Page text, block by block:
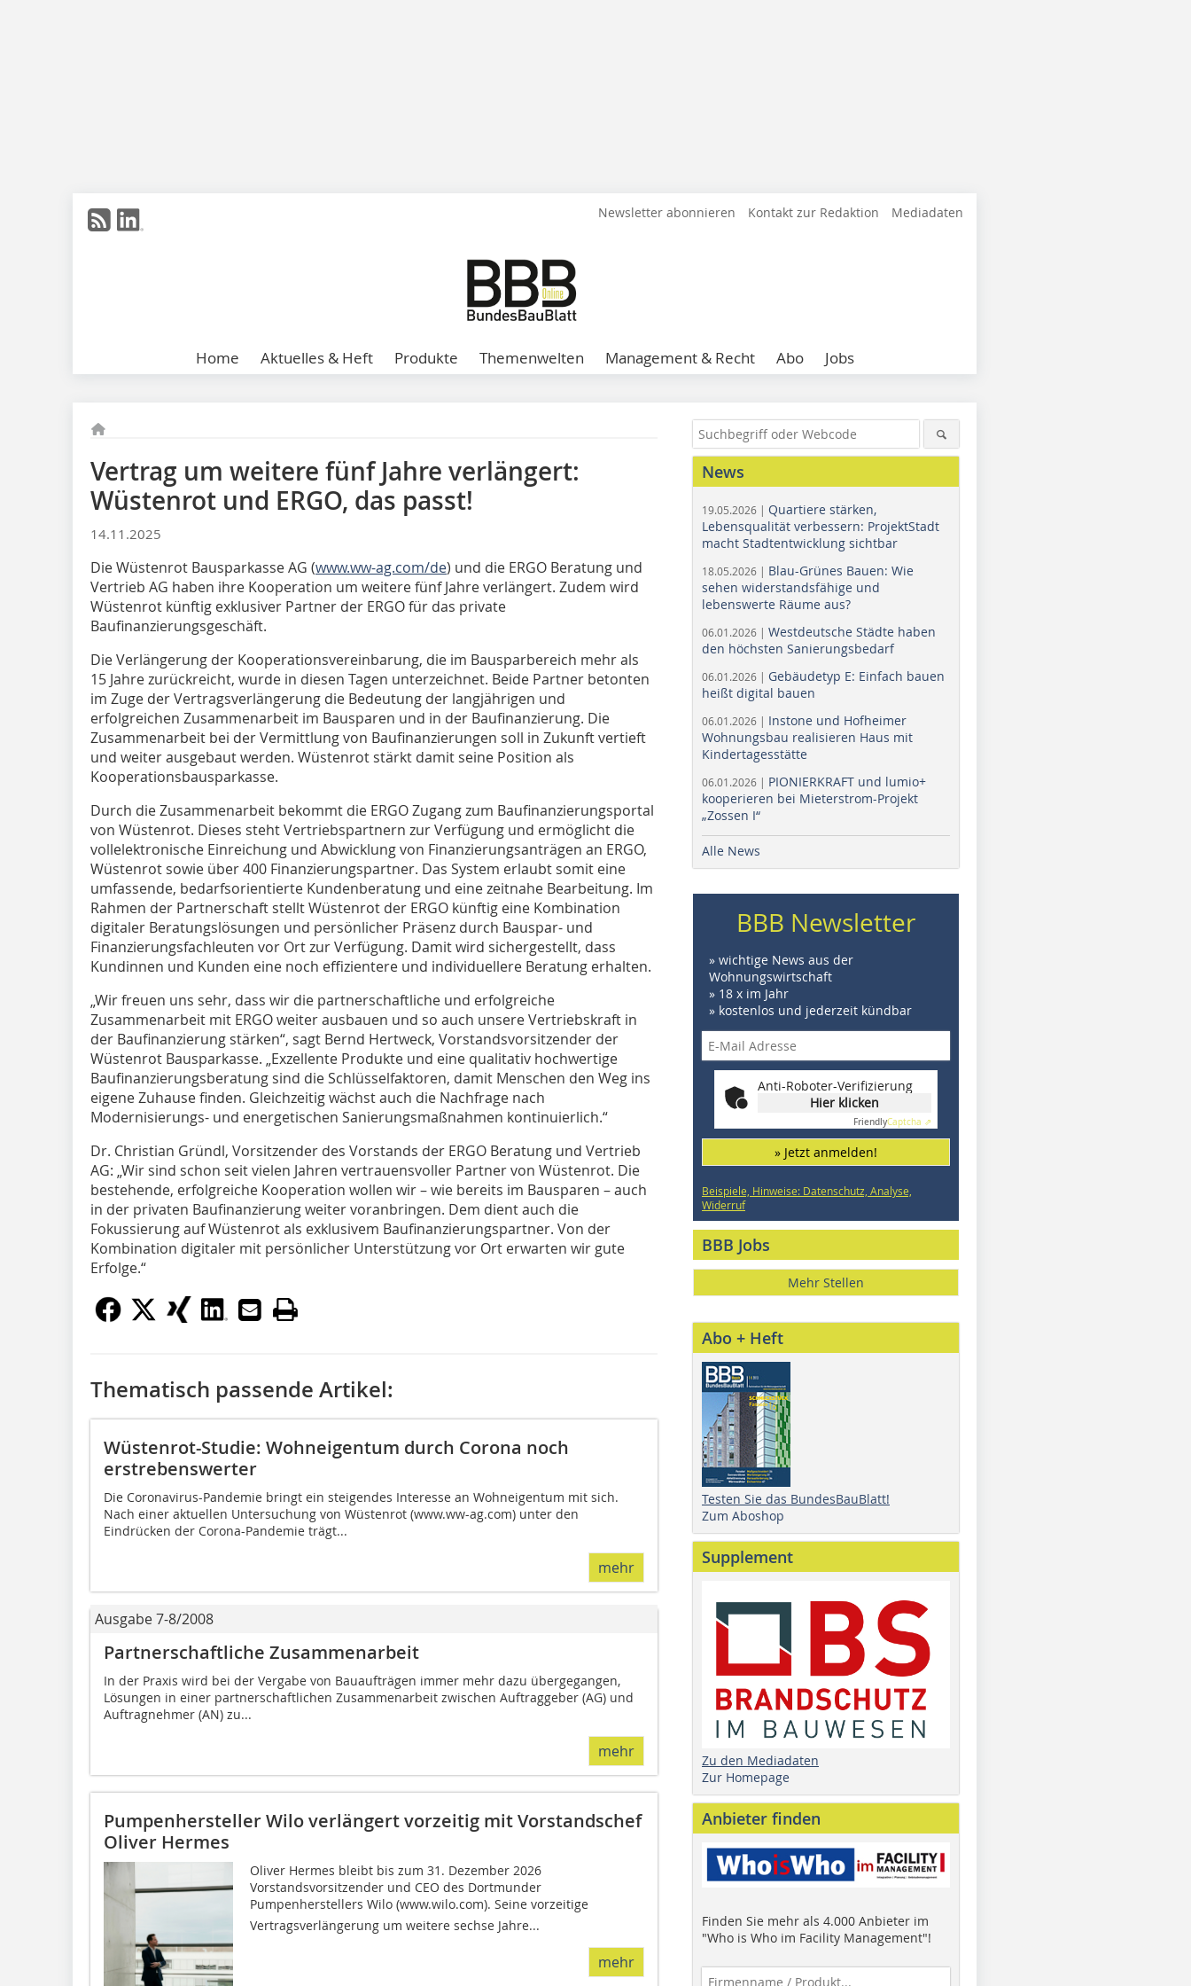
Newsletter abonnieren Kontakt zur Redaktion Mediadaten
Home Aktuelles & Heft Produkte Themenwelten Management & Recht Abo Jobs
Vertrag um weitere fünf Jahre verlängert:
Wüstenrot und ERGO, das passt!
14.11.2025
Die Wüstenrot Bausparkasse AG (www.ww-ag.com/de) und die ERGO Beratung und
Vertrieb AG haben ihre Kooperation um weitere fünf Jahre verlängert. Zudem wird
Wüstenrot künftig exklusiver Partner der ERGO für das private
Baufinanzierungsgeschäft.
Die Verlängerung der Kooperationsvereinbarung, die im Bausparbereich mehr als
15 Jahre zurückreicht, wurde in diesen Tagen unterzeichnet. Beide Partner betonten
im Zuge der Vertragsverlängerung die Bedeutung der langjährigen und
erfolgreichen Zusammenarbeit im Bausparen und in der Baufinanzierung. Die
Zusammenarbeit bei der Vermittlung von Baufinanzierungen soll in Zukunft vertieft
und weiter ausgebaut werden. Wüstenrot stärkt damit seine Position als
Kooperationsbausparkasse.
Durch die Zusammenarbeit bekommt die ERGO Zugang zum Baufinanzierungsportal
von Wüstenrot. Dieses steht Vertriebspartnern zur Verfügung und ermöglicht die
vollelektronische Einreichung und Abwicklung von Finanzierungsanträgen an ERGO,
Wüstenrot sowie über 400 Finanzierungspartner. Das System erlaubt somit eine
umfassende, bedarfsorientierte Kundenberatung und eine zeitnahe Bearbeitung. Im
Rahmen der Partnerschaft stellt Wüstenrot der ERGO künftig eine Kombination
digitaler Beratungslösungen und persönlicher Präsenz durch Bauspar- und
Finanzierungsfachleuten vor Ort zur Verfügung. Damit wird sichergestellt, dass
Kundinnen und Kunden eine noch effizientere und individuellere Beratung erhalten.
„Wir freuen uns sehr, dass wir die partnerschaftliche und erfolgreiche
Zusammenarbeit mit ERGO weiter ausbauen und so auch unsere Vertriebskraft in
der Baufinanzierung stärken“, sagt Bernd Hertweck, Vorstandsvorsitzender der
Wüstenrot Bausparkasse. „Exzellente Produkte und eine qualitativ hochwertige
Baufinanzierungsberatung sind die Schlüsselfaktoren, damit Menschen den Weg ins
eigene Zuhause finden. Gleichzeitig wächst auch die Nachfrage nach
Modernisierungs- und energetischen Sanierungsmaßnahmen kontinuierlich.“
Dr. Christian Gründl, Vorsitzender des Vorstands der ERGO Beratung und Vertrieb
AG: „Wir sind schon seit vielen Jahren vertrauensvoller Partner von Wüstenrot. Die
bestehende, erfolgreiche Kooperation wollen wir – wie bereits im Bausparen – auch
in der privaten Baufinanzierung weiter voranbringen. Dem dient auch die
Fokussierung auf Wüstenrot als exklusivem Baufinanzierungspartner. Von der
Kombination digitaler mit persönlicher Unterstützung vor Ort erwarten wir gute
Erfolge.“
Thematisch passende Artikel:
Wüstenrot-Studie: Wohneigentum durch Corona noch
erstrebenswerter
Die Coronavirus-Pandemie bringt ein steigendes Interesse an Wohneigentum mit sich.
Nach einer aktuellen Untersuchung von Wüstenrot (www.ww-ag.com) unter den
Eindrücken der Corona-Pandemie trägt...
mehr
Ausgabe 7-8/2008
Partnerschaftliche Zusammenarbeit
In der Praxis wird bei der Vergabe von Bauaufträgen immer mehr dazu übergegangen,
Lösungen in einer partnerschaftlichen Zusammenarbeit zwischen Auftraggeber (AG) und
Auftragnehmer (AN) zu...
mehr
Pumpenhersteller Wilo verlängert vorzeitig mit Vorstandschef
Oliver Hermes
Oliver Hermes bleibt bis zum 31. Dezember 2026
Vorstandsvorsitzender und CEO des Dortmunder
Pumpenherstellers Wilo (www.wilo.com). Seine vorzeitige
Vertragsverlängerung um weitere sechse Jahre...
mehr
News
19.05.2026 | Quartiere stärken,
Lebensqualität verbessern: ProjektStadt
macht Stadtentwicklung sichtbar
18.05.2026 | Blau-Grünes Bauen: Wie
sehen widerstandsfähige und
lebenswerte Räume aus?
06.01.2026 | Westdeutsche Städte haben
den höchsten Sanierungsbedarf
06.01.2026 | Gebäudetyp E: Einfach bauen
heißt digital bauen
06.01.2026 | Instone und Hofheimer
Wohnungsbau realisieren Haus mit
Kindertagesstätte
06.01.2026 | PIONIERKRAFT und lumio+
kooperieren bei Mieterstrom-Projekt
„Zossen I“
Alle News
BBB Newsletter
» wichtige News aus der
Wohnungswirtschaft
» 18 x im Jahr
» kostenlos und jederzeit kündbar
Anti-Roboter-Verifizierung
Hier klicken
FriendlyCaptcha ⇗
» Jetzt anmelden!
Beispiele, Hinweise: Datenschutz, Analyse,
Widerruf
BBB Jobs
Mehr Stellen
Abo + Heft
Testen Sie das BundesBauBlatt!
Zum Aboshop
Supplement
Zu den Mediadaten
Zur Homepage
Anbieter finden
Finden Sie mehr als 4.000 Anbieter im
"Who is Who im Facility Management"!